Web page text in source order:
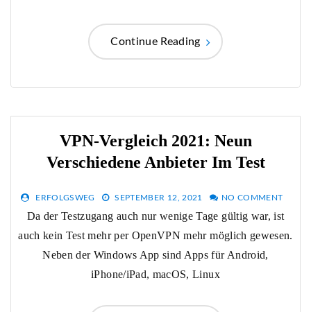
Continue Reading
VPN-Vergleich 2021: Neun
Verschiedene Anbieter Im Test
ERFOLGSWEG SEPTEMBER 12, 2021 NO COMMENT
Da der Testzugang auch nur wenige Tage gültig war, ist
auch kein Test mehr per OpenVPN mehr möglich gewesen.
Neben der Windows App sind Apps für Android,
iPhone/iPad, macOS, Linux